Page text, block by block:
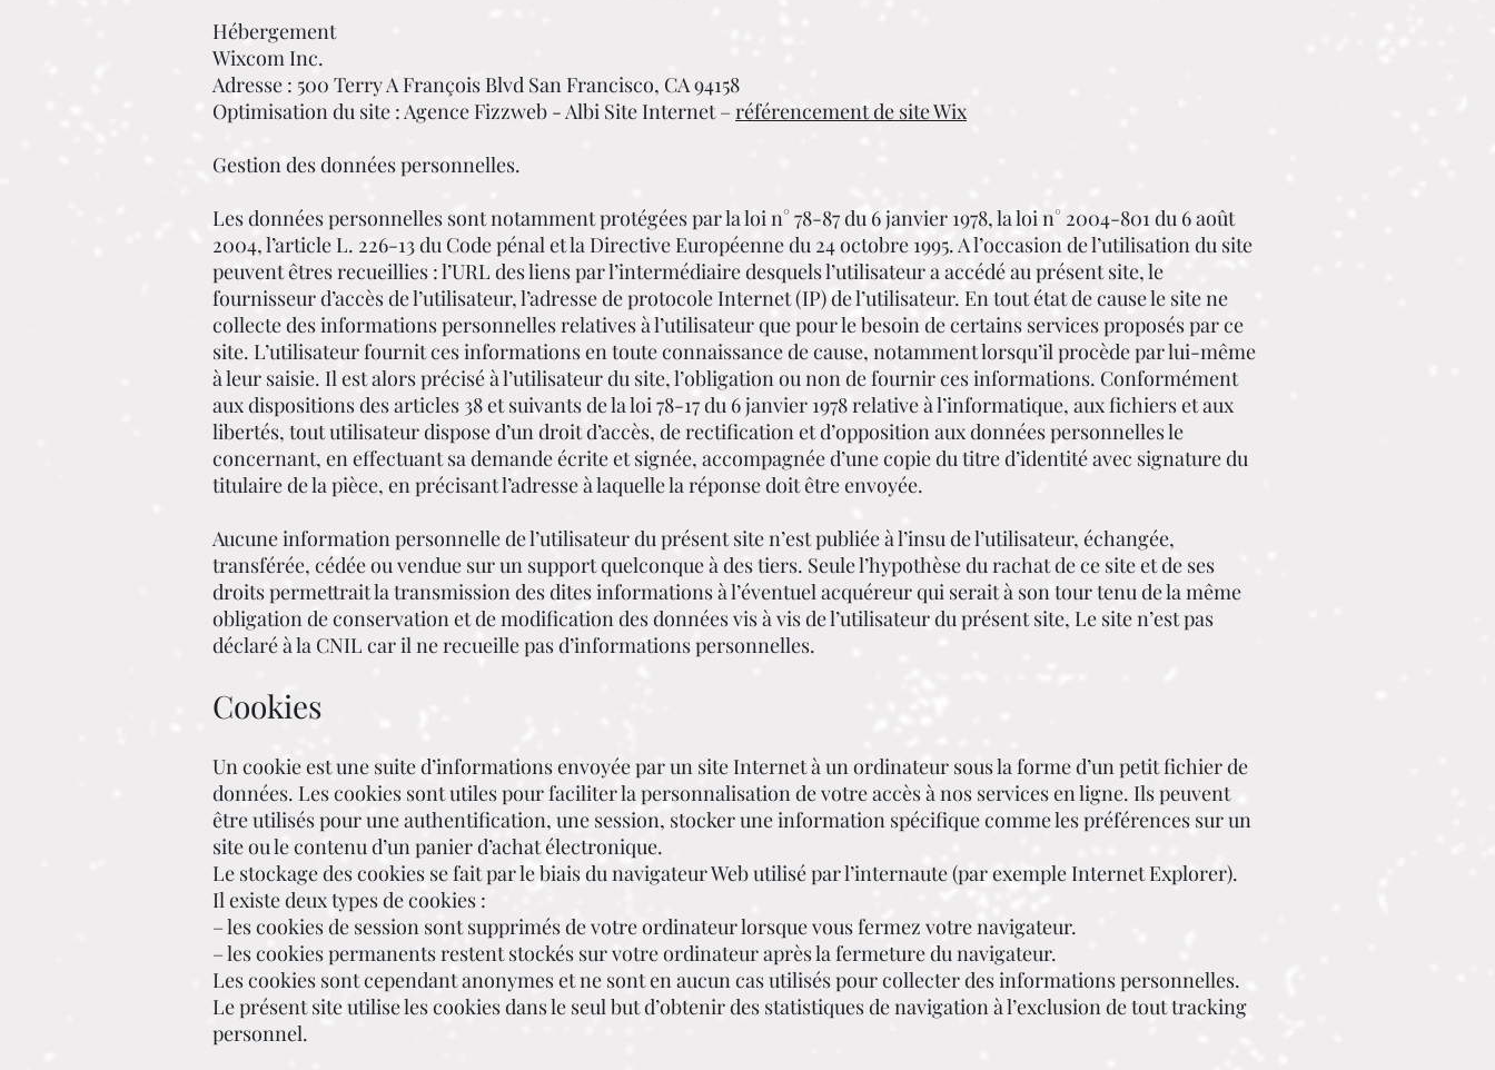
Hébergement
Wixcom Inc.
Adresse : 500 Terry A François Blvd San Francisco, CA 94158
Optimisation du site : Agence Fizzweb - Albi Site Internet –référencement de site Wix
Gestion des données personnelles.
Les données personnelles sont notamment protégées par la loi n° 78-87 du 6 janvier 1978, la loi n° 2004-801 du 6 août
2004, l’article L. 226-13 du Code pénal et la Directive Européenne du 24 octobre 1995. A l’occasion de l’utilisation du site
peuvent êtres recueillies : l’URL des liens par l’intermédiaire desquels l’utilisateur a accédé au présent site, le
fournisseur d’accès de l’utilisateur, l’adresse de protocole Internet (IP) de l’utilisateur. En tout état de cause le site ne
collecte des informations personnelles relatives à l’utilisateur que pour le besoin de certains services proposés par ce
site. L’utilisateur fournit ces informations en toute connaissance de cause, notamment lorsqu’il procède par lui-même
à leur saisie. Il est alors précisé à l’utilisateur du site, l’obligation ou non de fournir ces informations. Conformément
aux dispositions des articles 38 et suivants de la loi 78-17 du 6 janvier 1978 relative à l’informatique, aux fichiers et aux
libertés, tout utilisateur dispose d’un droit d’accès, de rectification et d’opposition aux données personnelles le
concernant, en effectuant sa demande écrite et signée, accompagnée d’une copie du titre d’identité avec signature du
titulaire de la pièce, en précisant l’adresse à laquelle la réponse doit être envoyée.
Aucune information personnelle de l’utilisateur du présent site n’est publiée à l’insu de l’utilisateur, échangée,
transférée, cédée ou vendue sur un support quelconque à des tiers. Seule l’hypothèse du rachat de ce site et de ses
droits permettrait la transmission des dites informations à l’éventuel acquéreur qui serait à son tour tenu de la même
obligation de conservation et de modification des données vis à vis de l’utilisateur du présent site, Le site n’est pas
déclaré à la CNIL car il ne recueille pas d’informations personnelles.
Cookies
Un cookie est une suite d’informations envoyée par un site Internet à un ordinateur sous la forme d’un petit fichier de
données. Les cookies sont utiles pour faciliter la personnalisation de votre accès à nos services en ligne. Ils peuvent
être utilisés pour une authentification, une session, stocker une information spécifique comme les préférences sur un
site ou le contenu d’un panier d’achat électronique.
Le stockage des cookies se fait par le biais du navigateur Web utilisé par l’internaute (par exemple Internet Explorer).
Il existe deux types de cookies :
– les cookies de session sont supprimés de votre ordinateur lorsque vous fermez votre navigateur.
– les cookies permanents restent stockés sur votre ordinateur après la fermeture du navigateur.
Les cookies sont cependant anonymes et ne sont en aucun cas utilisés pour collecter des informations personnelles.
Le présent site utilise les cookies dans le seul but d’obtenir des statistiques de navigation à l’exclusion de tout tracking
personnel.